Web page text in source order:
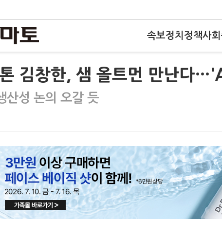
속보정치 정책사회
김창한, 샘 올트먼 만난다
산성 논의 오갈 듯